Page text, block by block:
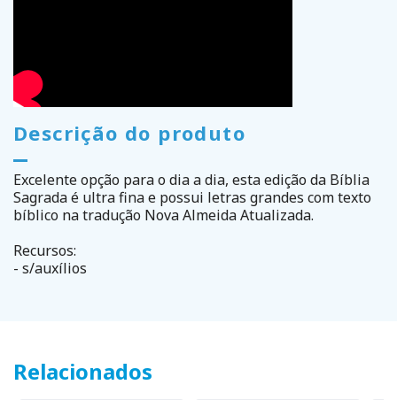
Descrição do produto
Excelente opção para o dia a dia, esta edição da Bíblia
Sagrada é ultra fina e possui letras grandes com texto
bíblico na tradução Nova Almeida Atualizada.
Recursos:
- s/auxílios
Relacionados